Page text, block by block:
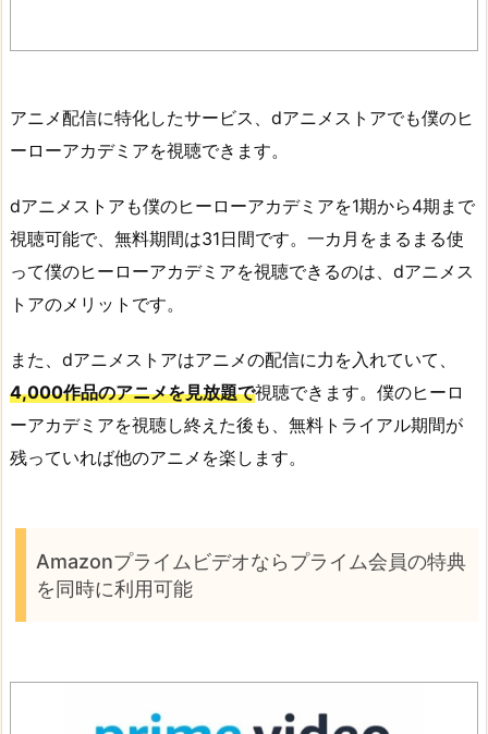
アニメ配信に特化したサービス、dアニメストアでも僕のヒ
ーローアカデミアを視聴できます。
dアニメストアも僕のヒーローアカデミアを1期から4期まで
視聴可能で、無料期間は31日間です。一カ月をまるまる使
って僕のヒーローアカデミアを視聴できるのは、dアニメス
トアのメリットです。
また、dアニメストアはアニメの配信に力を入れていて、
4,000作品のアニメを見放題で視聴できます。僕のヒーロ
ーアカデミアを視聴し終えた後も、無料トライアル期間が
残っていれば他のアニメを楽します。
Amazonプライムビデオならプライム会員の特典
を同時に利用可能